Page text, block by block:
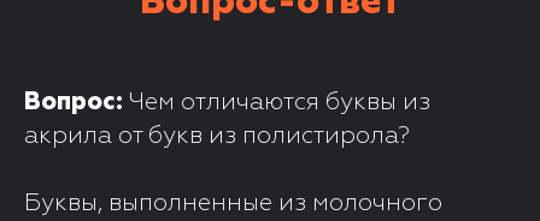
Вопрос: Чем отличаются буквы из
акрила от букв из полистирола?
Буквы, выполненные из молочного